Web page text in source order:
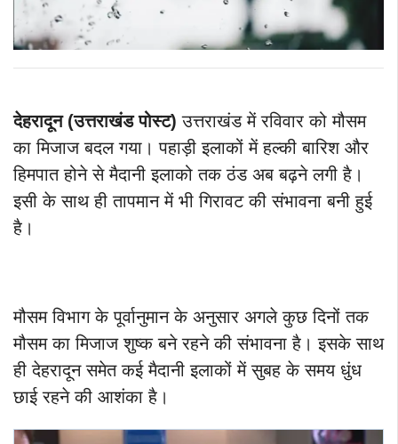
देहरादून (उत्तराखंड पोस्ट)उत्तराखंड में रविवार को मौसम
का मिजाज बदल गया। पहाड़ी इलाकों में हल्की बारिश और
हिमपात होने से मैदानी इलाको तक ठंड अब बढ़ने लगी है।
इसी के साथ ही तापमान में भी गिरावट की संभावना बनी हुई
है।
मौसम विभाग के पूर्वानुमान के अनुसार अगले कुछ दिनों तक
मौसम का मिजाज शुष्क बने रहने की संभावना है। इसके साथ
ही देहरादून समेत कई मैदानी इलाकों में सुबह के समय धुंध
छाई रहने की आशंका है।